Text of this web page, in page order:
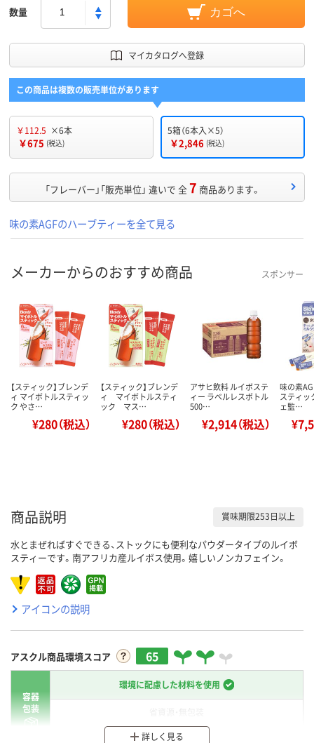
数量 カゴへ
マイカタログへ登録
この商品は複数の販売単位があります
￥112.5 ×6本
￥675 (税込)
5箱（6本入×5）
￥2,846 (税込)
「フレーバー」「販売単位」 違いで 全7 商品あります。
味の素AGFのハーブティーを全て見る
メーカーからのおすすめ商品 スポンサー
【スティック】ブレンデ
ィ マイボトルスティッ
ク やさ…
¥280（税込）
【スティック】ブレンデ
ィ マイボトルスティ
ック マス…
¥280（税込）
アサヒ飲料 ルイボステ
ィー ラベルレスボトル
500…
¥2,914（税込）
味の素
スティッ
ェ監…
商品説明 賞味期限253日以上
水とまぜればすぐできる、ストックにも便利なパウダータイプのルイボ
スティーです。南アフリカ産ルイボス使用。嬉しいノンカフェイン。
アイコンの説明
アスクル商品環境スコア 65
容器
包装
環境に配慮した材料を使用
分別・リサイクルしやすい設計
詳しく見る